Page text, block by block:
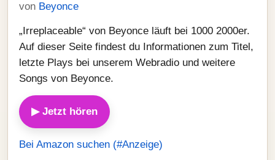
von Beyonce
„Irreplaceable“ von Beyonce läuft bei 1000 2000er.
Auf dieser Seite findest du Informationen zum Titel,
letzte Plays bei unserem Webradio und weitere
Songs von Beyonce.
▶ Jetzt hören
Bei Amazon suchen (#Anzeige)